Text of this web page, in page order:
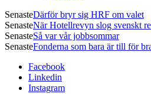
SenasteDärför bryr sig HRF om valet
SenasteNär Hotellrevyn slog svenskt
SenasteSå var vår jobbsommar
SenasteFonderna som bara är till för
Facebook
Linkedin
Instagram